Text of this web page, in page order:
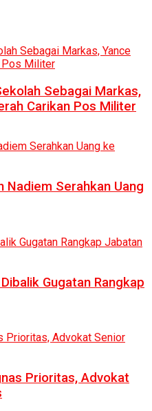
Sebagai Markas,
Carikan Pos Militer
Nadiem Serahkan Uang
Gugatan Rangkap
Prioritas, Advokat